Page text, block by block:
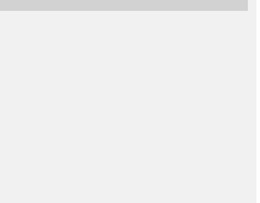
Docs_México